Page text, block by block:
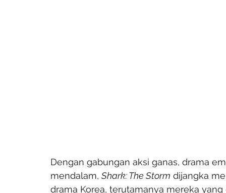
Dengan gabungan aksi ganas, drama
mendalam, Shark: The Storm dijangka
drama Korea, terutamanya mereka